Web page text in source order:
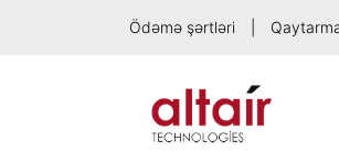
Ödəmə şərtləri